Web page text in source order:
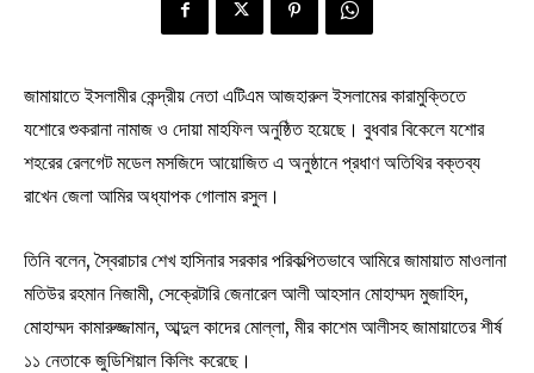
জামায়াতে ইসলামীর কেন্দ্রীয় নেতা এটিএম আজহারুল ইসলামের কারামুক্তিতে
যশোরে শুকরানা নামাজ ও দোয়া মাহফিল অনুষ্ঠিত হয়েছে। বুধবার বিকেলে যশোর
শহরের রেলগেট মডেল মসজিদে আয়োজিত এ অনুষ্ঠানে প্রধাণ অতিথির বক্তব্য
রাখেন জেলা আমির অধ্যাপক গোলাম রসুল।
তিনি বলেন, স্বৈরাচার শেখ হাসিনার সরকার পরিকল্পিতভাবে আমিরে জামায়াত মাওলানা
মতিউর রহমান নিজামী, সেক্রেটারি জেনারেল আলী আহসান মোহাম্মদ মুজাহিদ,
মোহাম্মদ কামারুজ্জামান, আব্দুল কাদের মোল্লা, মীর কাশেম আলীসহ জামায়াতের শীর্ষ
১১ নেতাকে জুডিশিয়াল কিলিং করেছে।